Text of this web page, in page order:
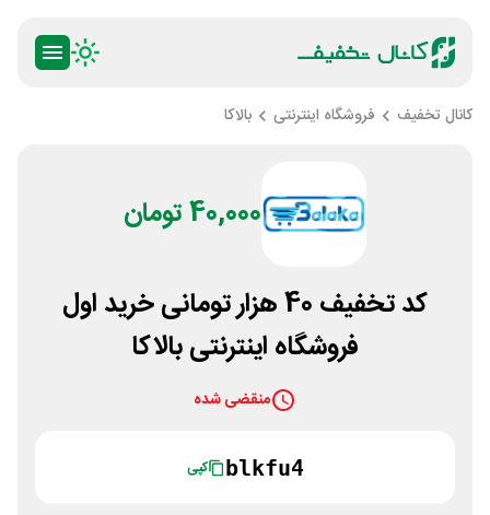
کانال تخفیف فروشگاه اینترنتی بالاکا
40,000 تومان
کد تخفیف 40 هزار تومانی خرید اول
فروشگاه اینترنتی بالاکا
منقضی شده
blkfu4 کپی